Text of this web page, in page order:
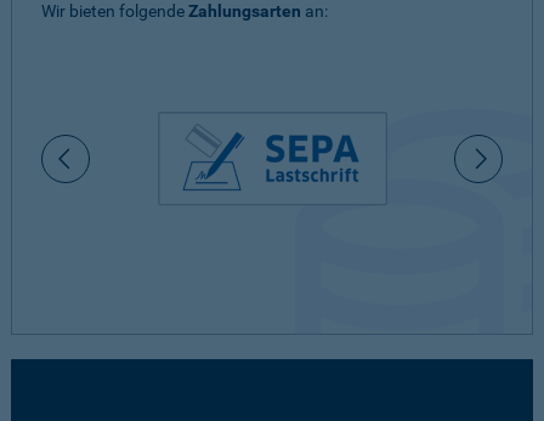
Wir bieten folgendeZahlungsarten an: